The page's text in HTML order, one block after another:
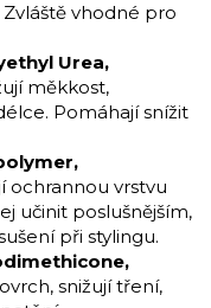
Zvláště vhodné pro
Urea,
měkkost,
Pomáhají snížit
ochrannou vrstvu
učinit poslušnějším,
při stylingu.
snižují tření,